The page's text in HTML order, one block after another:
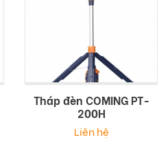
Tháp đèn COMING PT-
200H
Liên hệ